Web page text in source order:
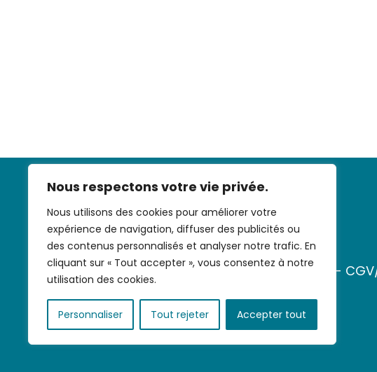
Nous respectons votre vie privée.
Nous utilisons des cookies pour améliorer votre
expérience de navigation, diffuser des publicités ou
des contenus personnalisés et analyser notre trafic. En
cliquant sur « Tout accepter », vous consentez à notre
utilisation des cookies.
Personnaliser Tout rejeter Accepter tout
Nous contacter -